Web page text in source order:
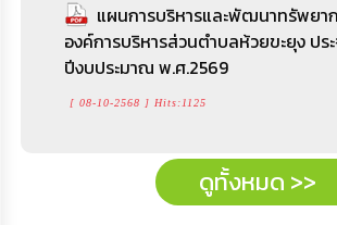
แผนการบริหารและพัฒนาทรัพยา
องค์การบริหารส่วนตำบลห้วยขะยุง ประ
ปีงบประมาณ พ.ศ.2569
[ 08-10-2568 ] Hits:1125
ดูทั้งหมด >>